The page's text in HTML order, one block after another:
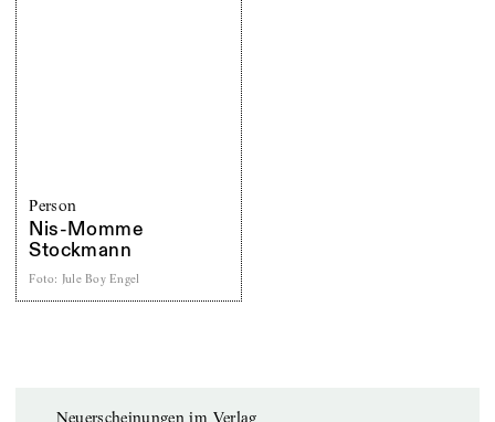
Person
Nis-Momme
Stockmann
Foto: Jule Boy Engel